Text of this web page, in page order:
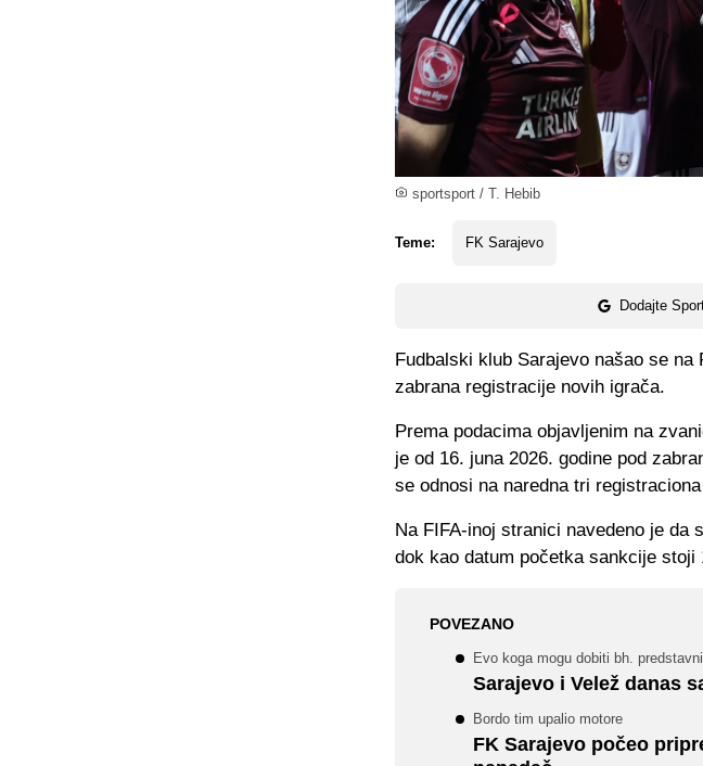
sportsport / T. Hebib
Teme: FK Sarajevo
Dodajte
Fudbalski klub Sarajevo našao se
zabrana registracije novih igrača.
Prema podacima objavljenim na
je od 16. juna 2026. godine pod
se odnosi na naredna tri
Na FIFA-inoj stranici navedeno je da
dok kao datum početka sankcije stoji
POVEZANO
Evo koga mogu dobiti bh.
Sarajevo i Velež danas
Bordo tim upalio motore
FK Sarajevo počeo